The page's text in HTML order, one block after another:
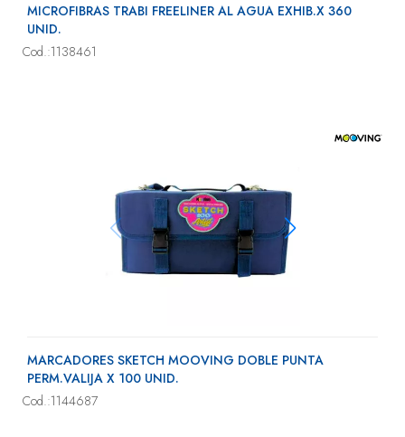
MICROFIBRAS TRABI FREELINER AL AGUA EXHIB.X 360
UNID.
Cod.:1138461
MARCADORES SKETCH MOOVING DOBLE PUNTA
PERM.VALIJA X 100 UNID.
Cod.:1144687